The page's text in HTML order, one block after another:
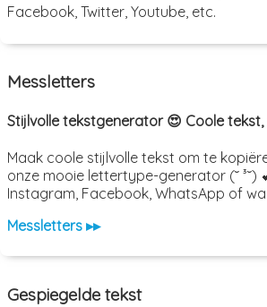
Facebook, Twitter, Youtube, etc.
Messletters
Stijlvolle tekstgenerator 😍 Coole
Maak coole stijlvolle tekst om te
onze mooie lettertype-generator (˘ ³˘)
Instagram, Facebook, WhatsApp of
Messletters ▸▸
Gespiegelde tekst